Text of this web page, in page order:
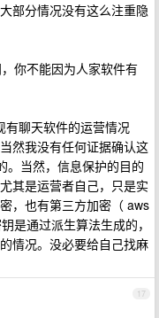
部分情况没有这么注重隐
你不能因为人家软件有
有聊天软件的运营情况
然我没有任何证据确认这
。当然，信息保护的目的
其是运营者自己，只是实
，也有第三方加密（ aws
是通过派生算法生成的，
情况。没必要给自己找麻
17